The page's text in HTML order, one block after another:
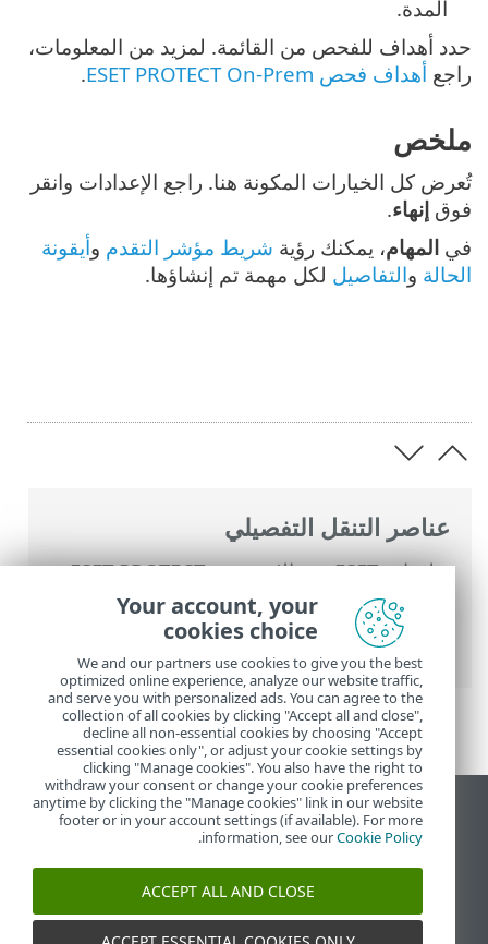
عناصر التنقل التفصيلي
تعليمات ESET عبر الإنترنت >
ESET PROTECT
On-Prem
استخدام ‎ESET PROTECT On-
Prem
>
القائمة الرئيسية ESET PROTECT On-
Prem
>المهام > مهام العميل > فحص الخادم
المدة.
حدد أهداف للفحص من القائمة. لمزيد من المعلومات،
راجع أهداف فحص ESET PROTECT On-Prem .
ملخص
تُعرض كل الخيارات المكونة هنا. راجع الإعدادات وانقر
فوق إنهاء.
في المهام، يمكنك رؤية شريط مؤشر التقدم وأيقونة
الحالة والتفاصيل لكل مهمة تم إنشاؤها.
عرض موقع سطح المكتب
End of Life
قاعدة معارف ESET
ESET Status Portal
Your account, your
cookies choice
We and our partners use cookies to give you the best
optimized online experience, analyze our website traffic,
and serve you with personalized ads. You can agree to the
collection of all cookies by clicking "Accept all and close",
decline all non-essential cookies by choosing "Accept
essential cookies only", or adjust your cookie settings by
clicking "Manage cookies". You also have the right to
withdraw your consent or change your cookie preferences
anytime by clicking the "Manage cookies" link in our website
footer or in your account settings (if available). For more
information, see ourCookie Policy
.
ACCEPT ALL AND CLOSE